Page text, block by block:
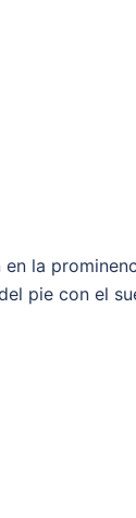
la
pie con el